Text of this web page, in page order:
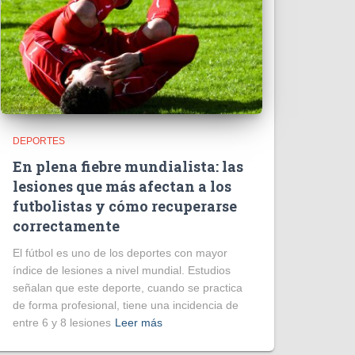
DEPORTES
En plena fiebre mundialista: las
lesiones que más afectan a los
futbolistas y cómo recuperarse
correctamente
El fútbol es uno de los deportes con mayor
índice de lesiones a nivel mundial. Estudios
señalan que este deporte, cuando se practica
de forma profesional, tiene una incidencia de
entre 6 y 8 lesiones Leer más